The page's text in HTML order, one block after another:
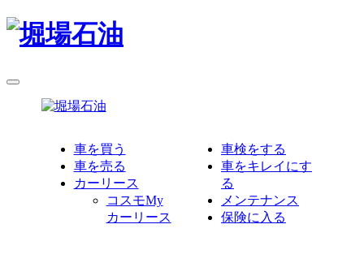
車を買う
車を売る
カーリース
コスモMy
カーリース
車検をする
車をキレイにす
る
メンテナンス
保険に入る